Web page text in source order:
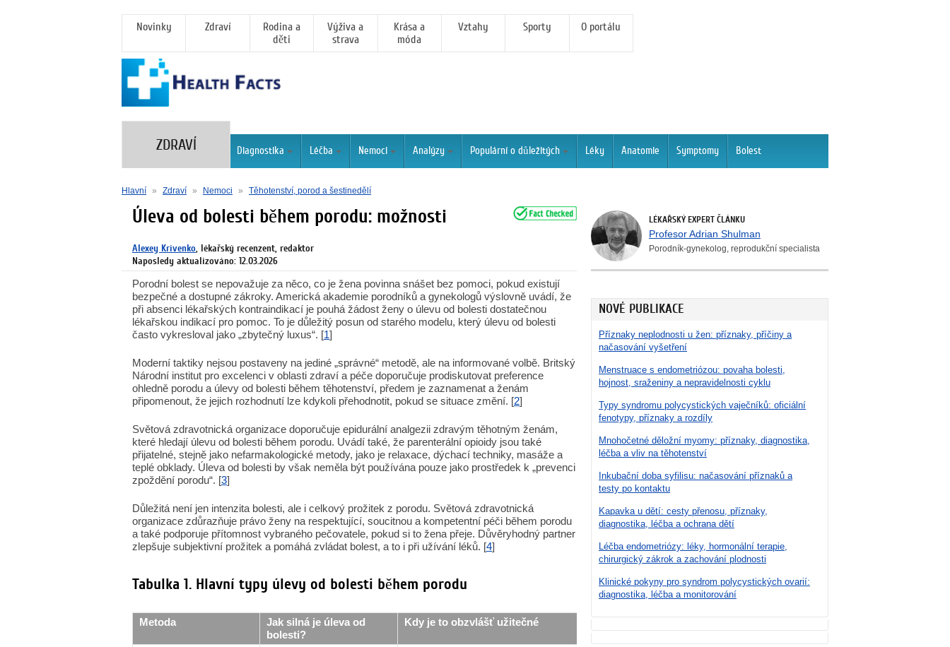
Novinky Zdraví
Rodina a
děti
Výživa a
strava
Krása a
móda
Vztahy Sporty O portálu
ZDRAVÍ Diagnostika Léčba Nemoci Analýzy Populární o důležitých Léky Anatomie Symptomy Bolest
Hlavní » Zdraví » Nemoci » Těhotenství, porod a šestinedělí
LÉKAŘSKÝ EXPERT ČLÁNKU
Profesor Adrian Shulman
Porodník-gynekolog, reprodukční specialista
NOVÉ PUBLIKACE
Příznaky neplodnosti u žen: příznaky, příčiny a
načasování vyšetření
Menstruace s endometriózou: povaha bolesti,
hojnost, sraženiny a nepravidelnosti cyklu
Typy syndromu polycystických vaječníků: oficiální
fenotypy, příznaky a rozdíly
Mnohočetné děložní myomy: příznaky, diagnostika,
léčba a vliv na těhotenství
Inkubační doba syfilisu: načasování příznaků a
testy po kontaktu
Kapavka u dětí: cesty přenosu, příznaky,
diagnostika, léčba a ochrana dětí
Léčba endometriózy: léky, hormonální terapie,
chirurgický zákrok a zachování plodnosti
Klinické pokyny pro syndrom polycystických ovarií:
diagnostika, léčba a monitorování
Úleva od bolesti během porodu: možnosti
Alexey Krivenko, lékařský recenzent, redaktor
Naposledy aktualizováno: 12.03.2026
Porodní bolest se nepovažuje za něco, co je žena povinna snášet bez pomoci, pokud existují
bezpečné a dostupné zákroky. Americká akademie porodníků a gynekologů výslovně uvádí, že
při absenci lékařských kontraindikací je pouhá žádost ženy o úlevu od bolesti dostatečnou
lékařskou indikací pro pomoc. To je důležitý posun od starého modelu, který úlevu od bolesti
často vykresloval jako „zbytečný luxus“. [1]
Moderní taktiky nejsou postaveny na jediné „správné“ metodě, ale na informované volbě. Britský
Národní institut pro excelenci v oblasti zdraví a péče doporučuje prodiskutovat preference
ohledně porodu a úlevy od bolesti během těhotenství, předem je zaznamenat a ženám
připomenout, že jejich rozhodnutí lze kdykoli přehodnotit, pokud se situace změní. [2]
Světová zdravotnická organizace doporučuje epidurální analgezii zdravým těhotným ženám,
které hledají úlevu od bolesti během porodu. Uvádí také, že parenterální opioidy jsou také
přijatelné, stejně jako nefarmakologické metody, jako je relaxace, dýchací techniky, masáže a
teplé obklady. Úleva od bolesti by však neměla být používána pouze jako prostředek k „prevenci
zpoždění porodu“. [3]
Důležitá není jen intenzita bolesti, ale i celkový prožitek z porodu. Světová zdravotnická
organizace zdůrazňuje právo ženy na respektující, soucitnou a kompetentní péči během porodu
a také podporuje přítomnost vybraného pečovatele, pokud si to žena přeje. Důvěryhodný partner
zlepšuje subjektivní prožitek a pomáhá zvládat bolest, a to i při užívání léků. [4]
Tabulka 1. Hlavní typy úlevy od bolesti během porodu
Metoda
Jak silná je úleva od
bolesti?
Kdy je to obzvlášť užitečné